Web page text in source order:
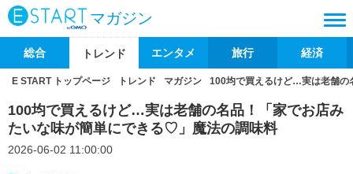
マガジン
総合 トレンド エンタメ 旅行 経済
E START トップページ トレンド マガジン 100均で買えるけど…実は老舗の
100均で買えるけど…実は老舗の名品！「家でお店み
たいな味が簡単にできる♡」魔法の調味料
2026-06-02 11:00:00